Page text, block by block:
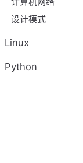
设计模式
Linux
Python